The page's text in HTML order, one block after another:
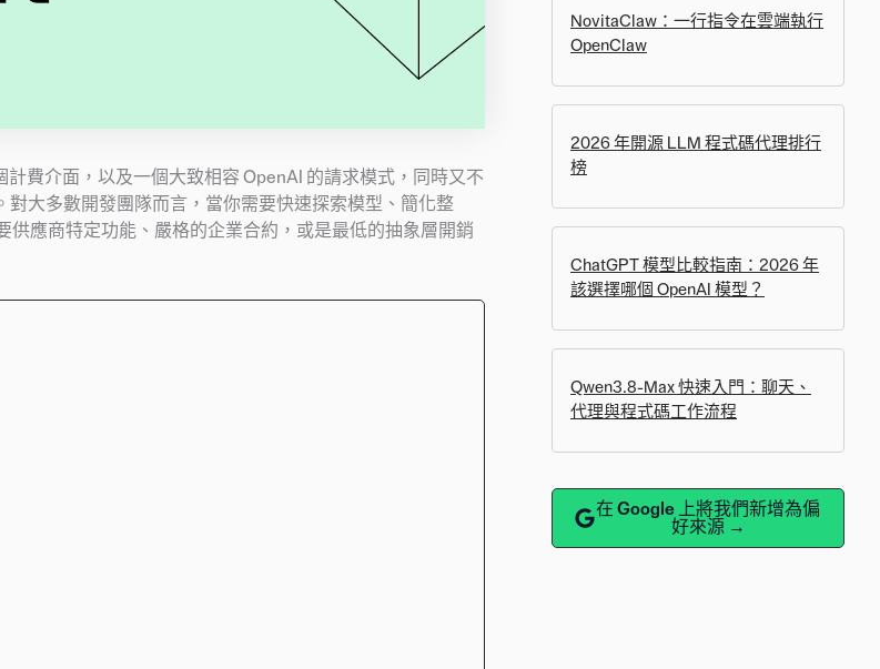
費介面，以及一個大致相容 OpenAI 的請求模式，同時又不
大多數開發團隊而言，當你需要快速探索模型、簡化整
供應商特定功能、嚴格的企業合約，或是最低的抽象層開銷
NovitaClaw：一行指令在雲端執行
OpenClaw
2026 年開源 LLM 程式碼代理排行
榜
ChatGPT 模型比較指南：2026 年
該選擇哪個 OpenAI 模型？
Qwen3.8-Max 快速入門：聊天、
代理與程式碼工作流程
在 Google 上將我們新增為偏
好來源 →